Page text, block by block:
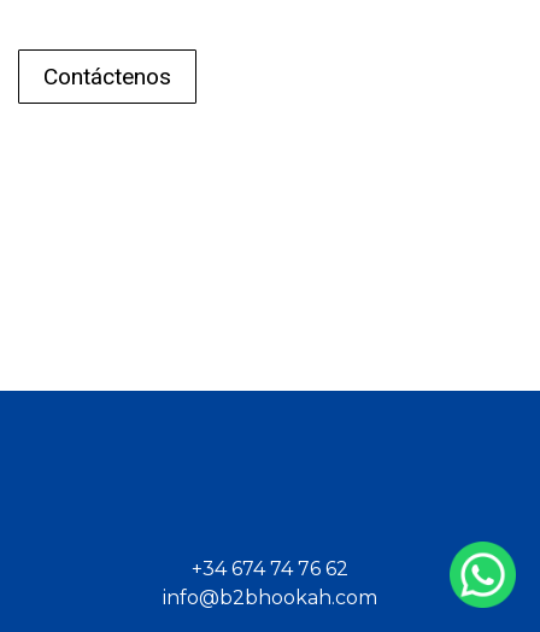
Contáctenos
+34 674 74 76 62
info@b2bhookah.com